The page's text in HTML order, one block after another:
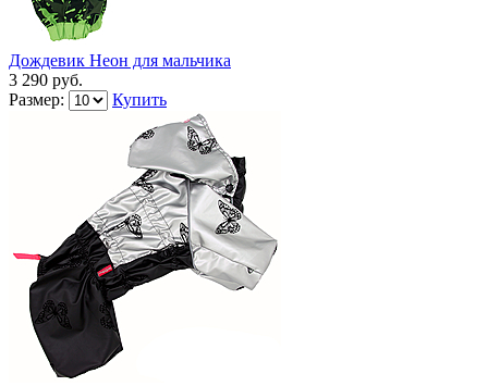
Дождевик Неон для мальчика
3 290 руб.
Размер:
Купить